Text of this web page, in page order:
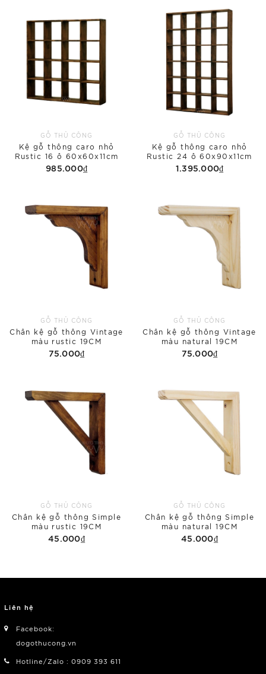
GỖ THỦ CÔNG
Kệ gỗ thông caro nhỏ
Rustic 16 ô 60x60x11cm
985.000₫
GỖ THỦ CÔNG
Kệ gỗ thông caro nhỏ
Rustic 24 ô 60x90x11cm
1.395.000₫
GỖ THỦ CÔNG
Chân kệ gỗ thông Vintage
màu rustic 19CM
75.000₫
GỖ THỦ CÔNG
Chân kệ gỗ thông Vintage
màu natural 19CM
75.000₫
GỖ THỦ CÔNG
Chân kệ gỗ thông Simple
màu rustic 19CM
45.000₫
GỖ THỦ CÔNG
Chân kệ gỗ thông Simple
màu natural 19CM
45.000₫
Liên hệ
Facebook:
dogothucong.vn
Hotline/Zalo : 0909 393 611